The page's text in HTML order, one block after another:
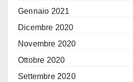
Gennaio 2021
Dicembre 2020
Novembre 2020
Ottobre 2020
Settembre 2020